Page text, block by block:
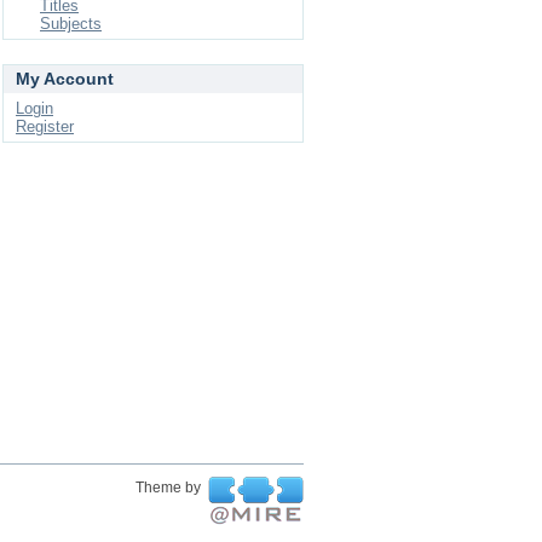
Titles
Subjects
My Account
Login
Register
Theme by